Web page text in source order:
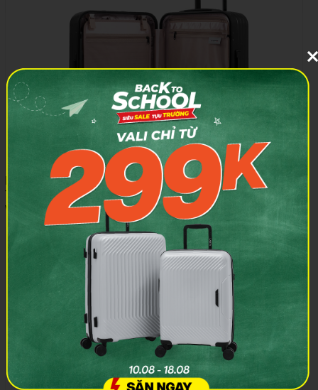
NGĂN CHỨA SANG TRỌNG
Trang bị ngăn chứa tiện lợi bao gồm tấm ngăn chống rơi hành lý
và nhiều ngăn lưới chứa đồ